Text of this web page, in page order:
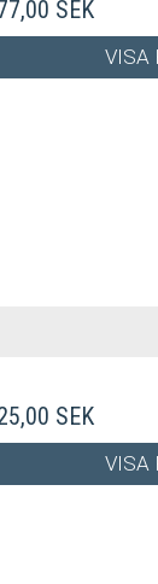
SEK
VISA
SEK
VISA